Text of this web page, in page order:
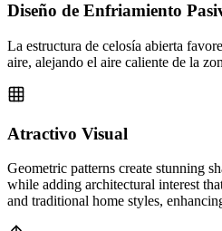
Diseño de Enfriamiento
La estructura de celosía abierta
aire, alejando el aire caliente de la
Atractivo Visual
Geometric patterns create stunning
while adding architectural interest
and traditional home styles,